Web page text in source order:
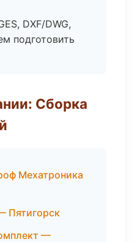
DXF/DWG,
подготовить
Сборка
Мехатроника
Пятигорск
—